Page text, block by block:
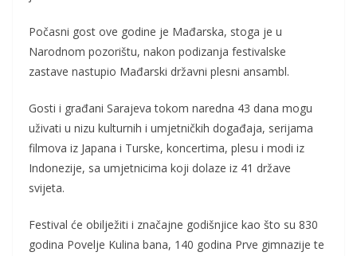
Počasni gost ove godine je Mađarska, stoga je u
Narodnom pozorištu, nakon podizanja festivalske
zastave nastupio Mađarski državni plesni ansambl.
Gosti i građani Sarajeva tokom naredna 43 dana mogu
uživati u nizu kulturnih i umjetničkih događaja, serijama
filmova iz Japana i Turske, koncertima, plesu i modi iz
Indonezije, sa umjetnicima koji dolaze iz 41 države
svijeta.
Festival će obilježiti i značajne godišnjice kao što su 830
godina Povelje Kulina bana, 140 godina Prve gimnazije te